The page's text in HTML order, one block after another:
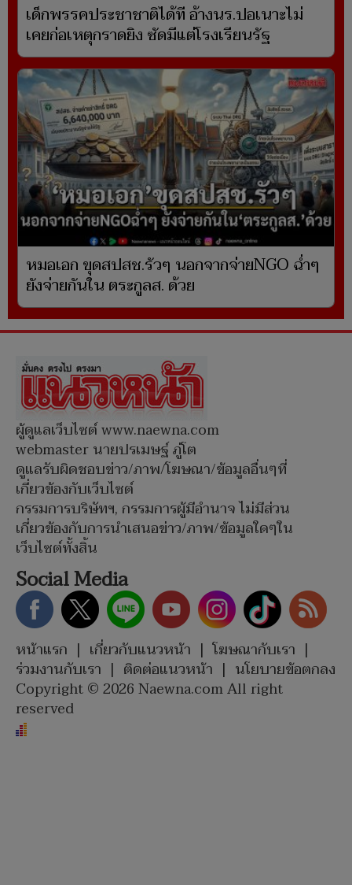
เด็กพรรคประชาชาติได้ที อ้างนร.ปอเนาะไม่
เคยก่อเหตุกราดยิง ซัดมีแต่โรงเรียนรัฐ
หมอเอก ขุดสปสช.รัวๆ นอกจากจ่ายNGO ฉ่ำๆ
ยังจ่ายกันใน ตระกูลส. ด้วย
ผู้ดูแลเว็บไซต์ www.naewna.com
webmaster นายปรเมษฐ์ ภู่โต
ดูแลรับผิดชอบข่าว/ภาพ/โฆษณา/ข้อมูลอื่นๆที่
เกี่ยวข้องกับเว็บไซต์
กรรมการบริษัทฯ, กรรมการผู้มีอำนาจ ไม่มีส่วน
เกี่ยวข้องกับการนำเสนอข่าว/ภาพ/ข้อมูลใดๆใน
เว็บไซต์ทั้งสิ้น
Social Media
หน้าแรก | เกี่ยวกับแนวหน้า | โฆษณากับเรา |
ร่วมงานกับเรา | ติดต่อแนวหน้า | นโยบายข้อตกลง
Copyright © 2026 Naewna.com All right
reserved